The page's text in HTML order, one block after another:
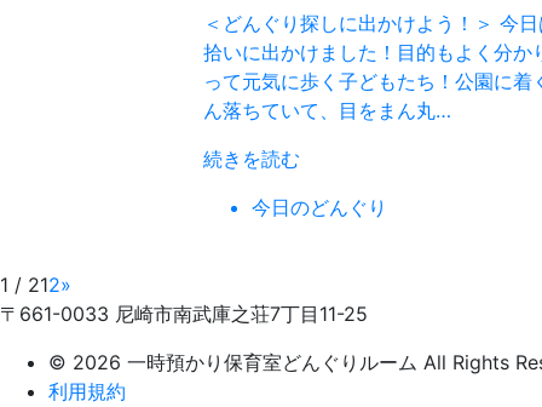
＜どんぐり探しに出かけよう！＞ 今
拾いに出かけました！目的もよく分
って元気に歩く子どもたち！公園に
ん落ちていて、目をまん丸…
続きを読む
今日のどんぐり
1 / 212»
〒661-0033 尼崎市南武庫之荘7丁目11-25
© 2026 一時預かり保育室どんぐりルーム All Rights
利用規約